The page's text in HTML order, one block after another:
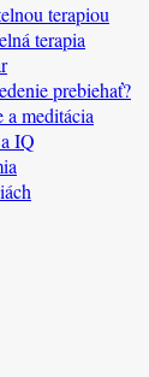
terapiou
terapia
prebiehať?
meditácia
IQ